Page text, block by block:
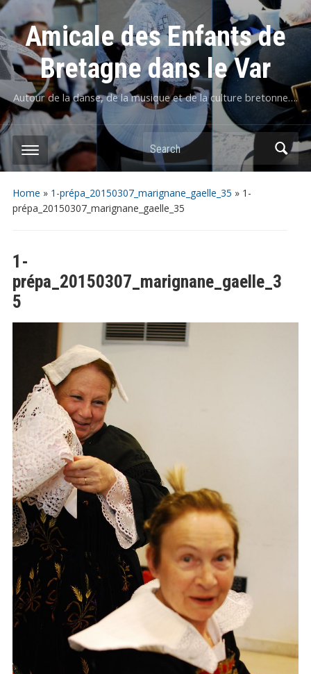
Amicale des Enfants de
Bretagne dans le Var
Autour de la danse, de la musique et de la culture bretonne….
Home » 1-prépa_20150307_marignane_gaelle_35 » 1-
prépa_20150307_marignane_gaelle_35
1-
prépa_20150307_marignane_gaelle_3
5